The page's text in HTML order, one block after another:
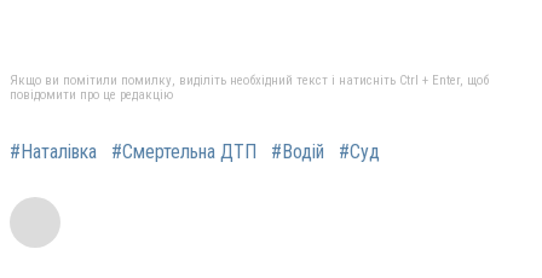
Якщо ви помітили помилку, виділіть необхідний текст і натисніть Ctrl + Enter, щоб
повідомити про це редакцію
#Наталівка #Смертельна ДТП #Водій #Суд